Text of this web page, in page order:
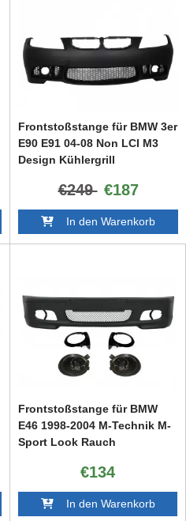
Frontstoßstange für BMW 3er
E90 E91 04-08 Non LCI M3
Design Kühlergrill
€249 €187
In den Warenkorb
Frontstoßstange für BMW
E46 1998-2004 M-Technik M-
Sport Look Rauch
€134
In den Warenkorb